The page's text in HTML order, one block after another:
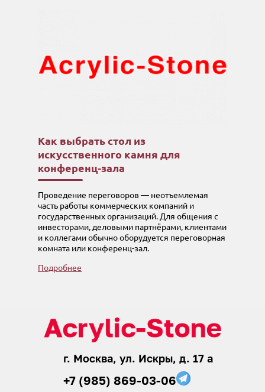
Как выбрать стол из
искусственного камня для
конференц-зала
Проведение переговоров — неотъемлемая
часть работы коммерческих компаний и
государственных организаций. Для общения с
инвесторами, деловыми партнёрами, клиентами
и коллегами обычно оборудуется переговорная
комната или конференц-зал.
Подробнее
г. Москва, ул. Искры, д. 17 а
+7 (985) 869-03-06